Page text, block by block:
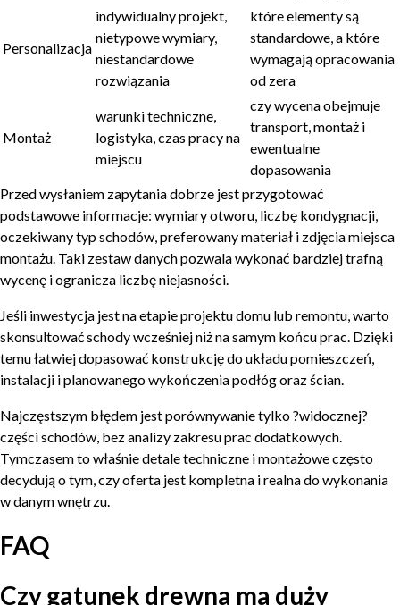
Personalizacja
indywidualny projekt,
nietypowe wymiary,
niestandardowe
rozwiązania
które elementy są
standardowe, a które
wymagają opracowania
od zera
Montaż
warunki techniczne,
logistyka, czas pracy na
miejscu
czy wycena obejmuje
transport, montaż i
ewentualne
dopasowania
Przed wysłaniem zapytania dobrze jest przygotować
podstawowe informacje: wymiary otworu, liczbę kondygnacji,
oczekiwany typ schodów, preferowany materiał i zdjęcia miejsca
montażu. Taki zestaw danych pozwala wykonać bardziej trafną
wycenę i ogranicza liczbę niejasności.
Jeśli inwestycja jest na etapie projektu domu lub remontu, warto
skonsultować schody wcześniej niż na samym końcu prac. Dzięki
temu łatwiej dopasować konstrukcję do układu pomieszczeń,
instalacji i planowanego wykończenia podłóg oraz ścian.
Najczęstszym błędem jest porównywanie tylko ?widocznej?
części schodów, bez analizy zakresu prac dodatkowych.
Tymczasem to właśnie detale techniczne i montażowe często
decydują o tym, czy oferta jest kompletna i realna do wykonania
w danym wnętrzu.
FAQ
Czy gatunek drewna ma duży